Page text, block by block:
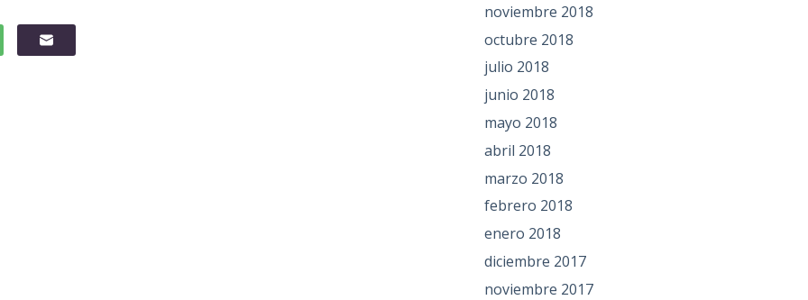
noviembre 2018
octubre 2018
julio 2018
junio 2018
mayo 2018
abril 2018
marzo 2018
febrero 2018
enero 2018
diciembre 2017
noviembre 2017